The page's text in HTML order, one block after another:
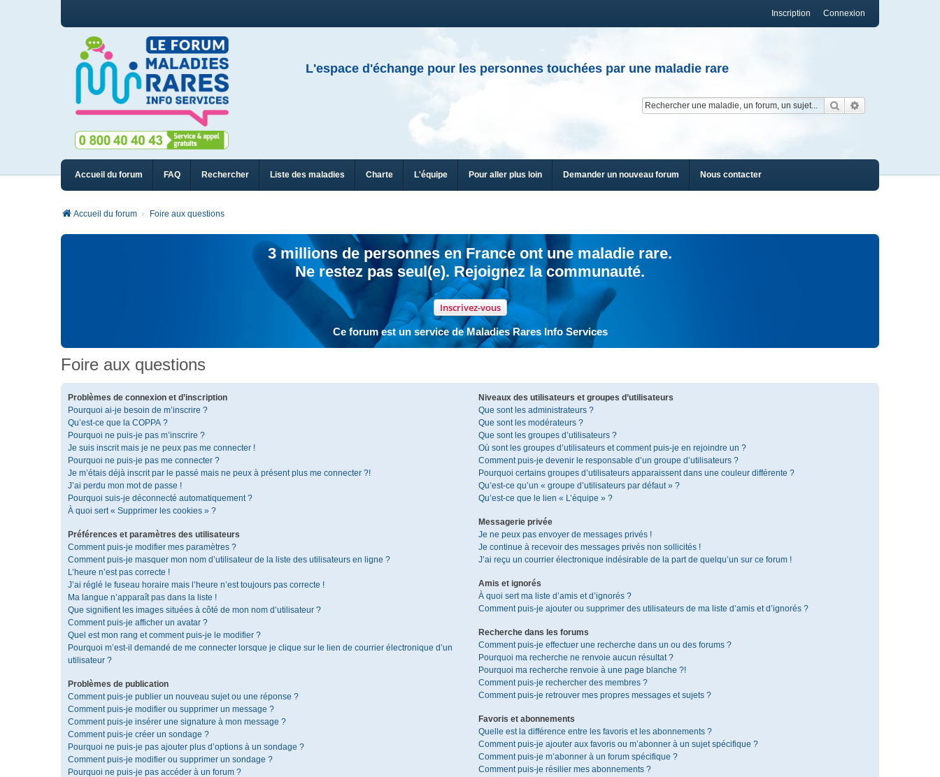
Connexion
Inscription
L'espace d'échange pour les personnes touchées par une maladie rare
Rechercher
Accueil du forum FAQ Rechercher Liste des maladies Charte L'équipe Pour aller plus loin Demander un nouveau forum Nous contacter
Accueil du forum Foire aux questions
3 millions de personnes en France ont une maladie rare.
Ne restez pas seul(e). Rejoignez la communauté.
Inscrivez-vous
Ce forum est un service de Maladies Rares Info Services
Foire aux questions
Problèmes de connexion et d’inscription
Pourquoi ai-je besoin de m’inscrire ?
Qu’est-ce que la COPPA ?
Pourquoi ne puis-je pas m’inscrire ?
Je suis inscrit mais je ne peux pas me connecter !
Pourquoi ne puis-je pas me connecter ?
Je m’étais déjà inscrit par le passé mais ne peux à présent plus me connecter ?!
J’ai perdu mon mot de passe !
Pourquoi suis-je déconnecté automatiquement ?
À quoi sert « Supprimer les cookies » ?
Préférences et paramètres des utilisateurs
Comment puis-je modifier mes paramètres ?
Comment puis-je masquer mon nom d’utilisateur de la liste des utilisateurs en ligne ?
L’heure n’est pas correcte !
J’ai réglé le fuseau horaire mais l’heure n’est toujours pas correcte !
Ma langue n’apparaît pas dans la liste !
Que signifient les images situées à côté de mon nom d’utilisateur ?
Comment puis-je afficher un avatar ?
Quel est mon rang et comment puis-je le modifier ?
Pourquoi m’est-il demandé de me connecter lorsque je clique sur le lien de courrier électronique d’un
utilisateur ?
Problèmes de publication
Comment puis-je publier un nouveau sujet ou une réponse ?
Comment puis-je modifier ou supprimer un message ?
Comment puis-je insérer une signature à mon message ?
Comment puis-je créer un sondage ?
Pourquoi ne puis-je pas ajouter plus d’options à un sondage ?
Comment puis-je modifier ou supprimer un sondage ?
Pourquoi ne puis-je pas accéder à un forum ?
Niveaux des utilisateurs et groupes d’utilisateurs
Que sont les administrateurs ?
Que sont les modérateurs ?
Que sont les groupes d’utilisateurs ?
Où sont les groupes d’utilisateurs et comment puis-je en rejoindre un ?
Comment puis-je devenir le responsable d’un groupe d’utilisateurs ?
Pourquoi certains groupes d’utilisateurs apparaissent dans une couleur différente ?
Qu’est-ce qu’un « groupe d’utilisateurs par défaut » ?
Qu’est-ce que le lien « L’équipe » ?
Messagerie privée
Je ne peux pas envoyer de messages privés !
Je continue à recevoir des messages privés non sollicités !
J’ai reçu un courrier électronique indésirable de la part de quelqu’un sur ce forum !
Amis et ignorés
À quoi sert ma liste d’amis et d’ignorés ?
Comment puis-je ajouter ou supprimer des utilisateurs de ma liste d’amis et d’ignorés ?
Recherche dans les forums
Comment puis-je effectuer une recherche dans un ou des forums ?
Pourquoi ma recherche ne renvoie aucun résultat ?
Pourquoi ma recherche renvoie à une page blanche ?!
Comment puis-je rechercher des membres ?
Comment puis-je retrouver mes propres messages et sujets ?
Favoris et abonnements
Quelle est la différence entre les favoris et les abonnements ?
Comment puis-je ajouter aux favoris ou m’abonner à un sujet spécifique ?
Comment puis-je m’abonner à un forum spécifique ?
Comment puis-je résilier mes abonnements ?